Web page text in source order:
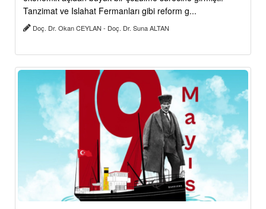
Tanzimat ve Islahat Fermanları gibi reform g...
Doç. Dr. Okan CEYLAN - Doç. Dr. Suna ALTAN